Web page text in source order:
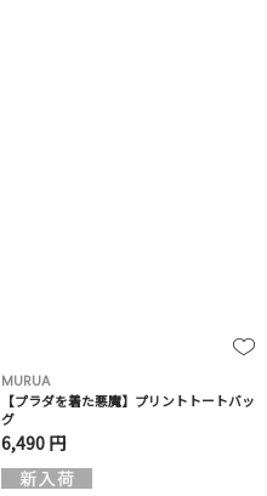
MURUA
【プラダを着た悪魔】プリントトートバッ
グ
6,490 円